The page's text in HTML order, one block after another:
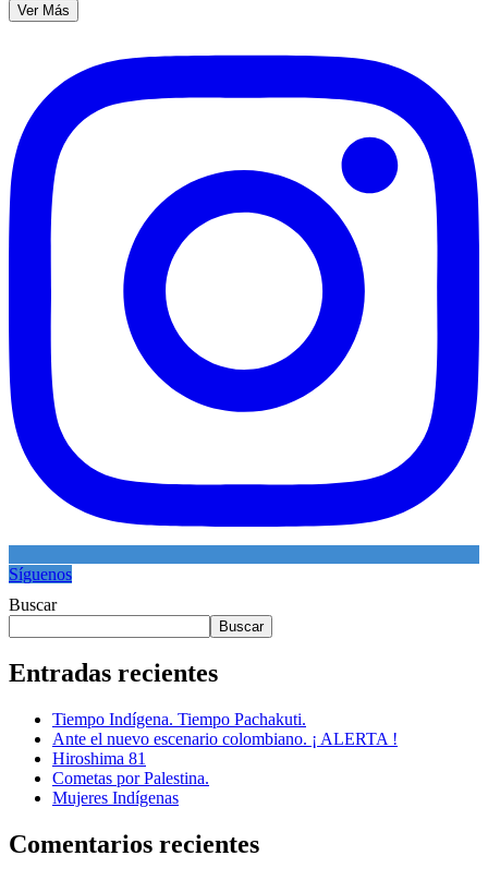
Ver Más
Síguenos
Buscar
Buscar
Entradas recientes
Tiempo Indígena. Tiempo Pachakuti.
Ante el nuevo escenario colombiano. ¡ ALERTA !
Hiroshima 81
Cometas por Palestina.
Mujeres Indígenas
Comentarios recientes